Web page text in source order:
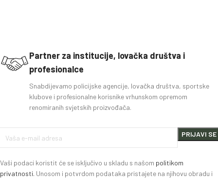
Partner za institucije, lovačka društva i
profesionalce
Snabdijevamo policijske agencije, lovačka društva, sportske
klubove i profesionalne korisnike vrhunskom opremom
renomiranih svjetskih proizvođača.
Vaši podaci koristit će se isključivo u skladu s našom politikom
privatnosti. Unosom i potvrdom podataka pristajete na njihovu obradu i